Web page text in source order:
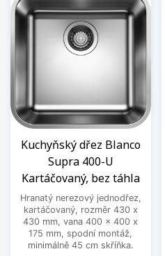
Kuchyňský dřez Blanco
Supra 400-U
Kartáčovaný, bez táhla
Hranatý nerezový jednodřez,
kartáčovaný, rozměr 430 x
430 mm, vana 400 x 400 x
175 mm, spodní montáž,
minimálně 45 cm skříňka.